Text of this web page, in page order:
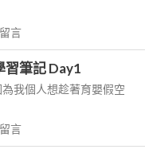
言
筆記 Day1
我個人想趁著育嬰假空
言